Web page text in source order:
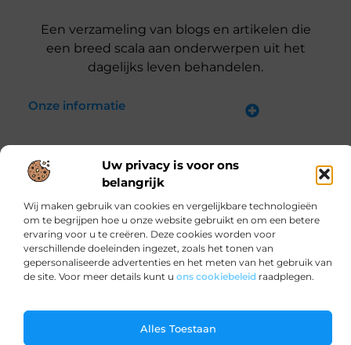
Uw privacy is voor ons
belangrijk
Wij maken gebruik van cookies en vergelijkbare technologieën
om te begrijpen hoe u onze website gebruikt en om een betere
ervaring voor u te creëren. Deze cookies worden voor
verschillende doeleinden ingezet, zoals het tonen van
gepersonaliseerde advertenties en het meten van het gebruik van
de site. Voor meer details kunt u ons cookiebeleid raadplegen.
Alles Toestaan
Een verzameling van blogs en artikelen die
een breed scala aan onderwerpen uit het
dagelijks leven behandelen.
Onze informatie
Bericht categorie
@2025 www.kennisruimte.nl. All Right Reserved.